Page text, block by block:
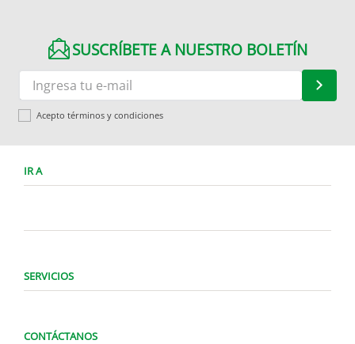
SUSCRÍBETE A NUESTRO BOLETÍN
Acepto términos y condiciones
IR A
SERVICIOS
CONTÁCTANOS